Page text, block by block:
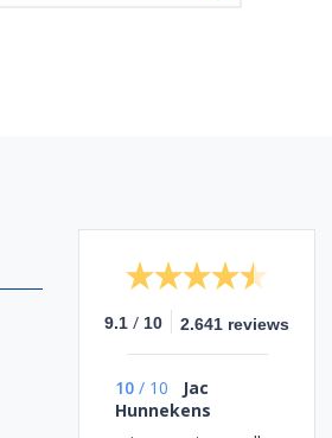
9.1 / 10 2.641 reviews
10 / 10
Jac
Hunnekens